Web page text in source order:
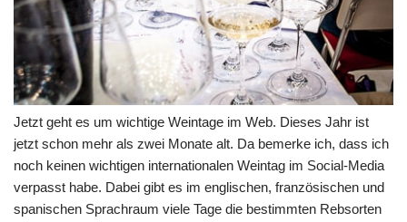
Jetzt geht es um wichtige Weintage im Web. Dieses Jahr ist
jetzt schon mehr als zwei Monate alt. Da bemerke ich, dass ich
noch keinen wichtigen internationalen Weintag im Social-Media
verpasst habe. Dabei gibt es im englischen, französischen und
spanischen Sprachraum viele Tage die bestimmten Rebsorten